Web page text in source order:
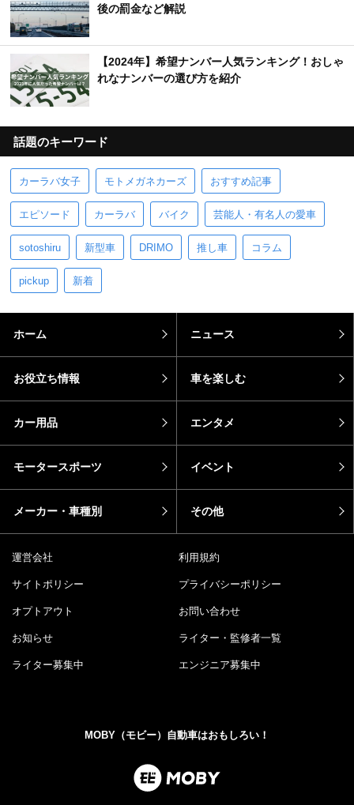
後の罰金など解説
【2024年】希望ナンバー人気ランキング！おしゃ
れなナンバーの選び方を紹介
話題のキーワード
カーラバ女子 モトメガネカーズ おすすめ記事
エピソード カーラバ バイク 芸能人・有名人の愛車
sotoshiru 新型車 DRIMO 推し車 コラム
pickup 新着
ホーム ニュース
お役立ち情報 車を楽しむ
カー用品 エンタメ
モータースポーツ イベント
メーカー・車種別 その他
運営会社 利用規約
サイトポリシー プライバシーポリシー
オプトアウト お問い合わせ
お知らせ ライター・監修者一覧
ライター募集中 エンジニア募集中
MOBY（モビー）自動車はおもしろい！